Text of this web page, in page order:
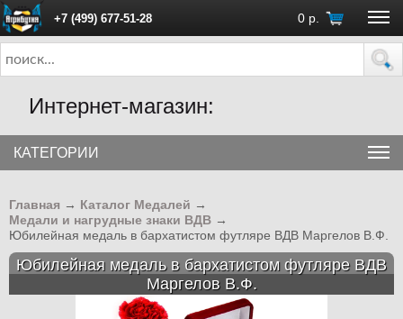
+7 (499) 677-51-28 0 р.
ПН - ПТ с 10:00 до 18:00 (Москва)
Интернет-магазин:
КАТЕГОРИИ
Главная → Каталог Медалей →
Медали и нагрудные знаки ВДВ →
Юбилейная медаль в бархатистом футляре ВДВ Маргелов В.Ф.
Юбилейная медаль в бархатистом футляре ВДВ
Маргелов В.Ф.